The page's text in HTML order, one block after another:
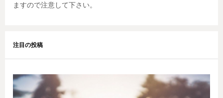
ますので注意して下さい。
注目の投稿